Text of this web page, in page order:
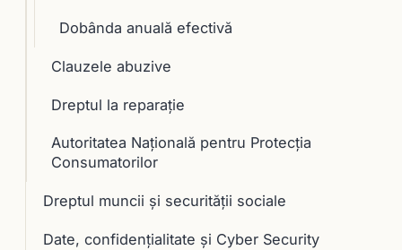
Dobânda anuală efectivă
Clauzele abuzive
Dreptul la reparaţie
Autoritatea Naţională pentru Protecţia
Consumatorilor
Dreptul muncii și securității sociale
Date, confidențialitate și Cyber Security